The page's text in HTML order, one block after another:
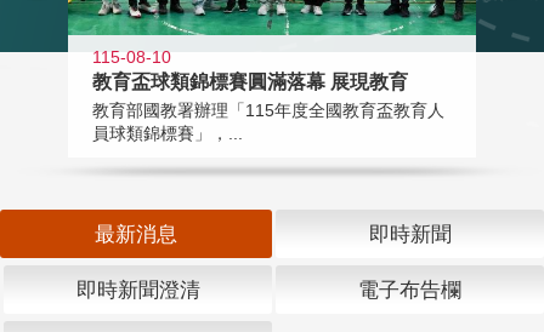
115-08-10
教育盃球類錦標賽圓滿落幕 展現教育
教育部國教署辦理「115年度全國教育盃教育人
員球類錦標賽」，...
最新消息 即時新聞
即時新聞澄清 電子布告欄